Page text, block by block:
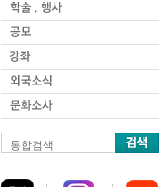
통합검색